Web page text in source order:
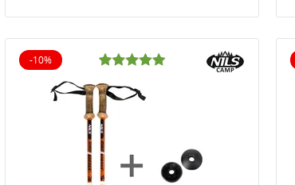
-10%
10% reduziert